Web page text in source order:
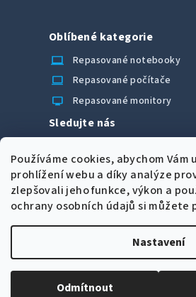
Používáme cookies, abychom Vám
prohlížení webu a díky analýze
zlepšovali jeho funkce, výkon a
ochrany osobních údajů si můžete
Nastavení
Odmítnout
Oblíbené kategorie
laptop_chromebook
Repasované notebooky
computer Repasované počítače
monitor Repasované monitory
Sledujte nás
Možnosti úhrady
Upravit